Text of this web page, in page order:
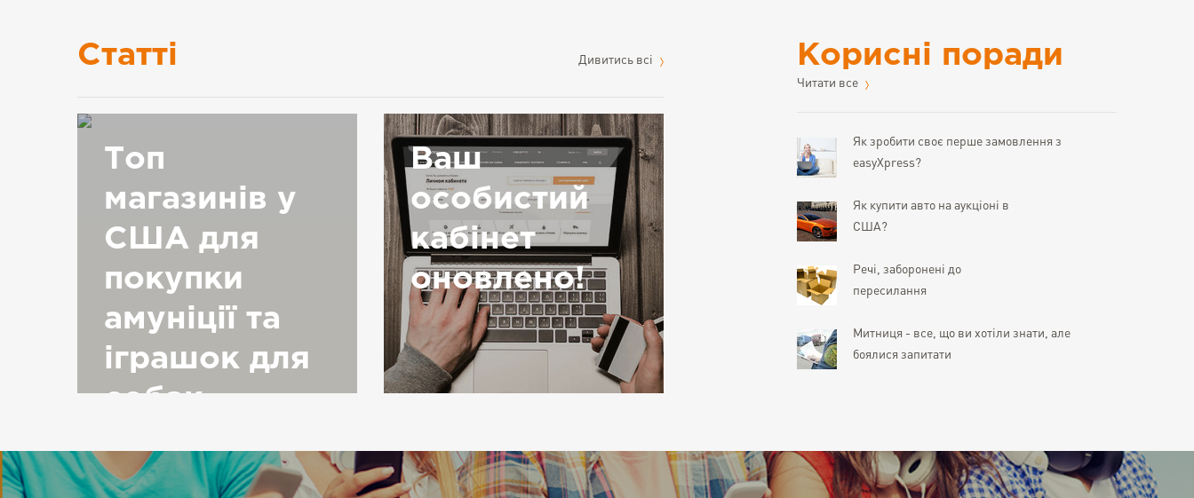
Статті Дивитись всі
Топ
магазинів у
США для
покупки
амуніції та
іграшок для
собак
Ваш
особистий
кабінет
оновлено!
Корисні поради
Читати все
Як зробити своє перше замовлення з
easyXpress?
Як купити авто на аукціоні в
США?
Речі, заборонені до
пересилання
Митниця - все, що ви хотіли знати, але
боялися запитати